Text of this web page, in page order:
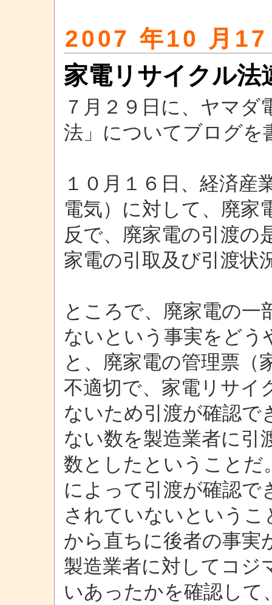
2007 年10 月
家電リサイクル法
７月２９日に、ヤマ
法」についてブログを
１０月１６日、経済産
電気）に対して、廃家
反で、廃家電の引渡の
家電の引取及び引渡状
ところで、廃家電の一
ないという事実をど
と、廃家電の管理票（
不適切で、家電リサイ
ないため引渡が確認で
ない数を製造業者に引
数としたということだ
によって引渡が確認で
されていないという
から直ちに後者の事実
製造業者に対してコジ
いあったかを確認して